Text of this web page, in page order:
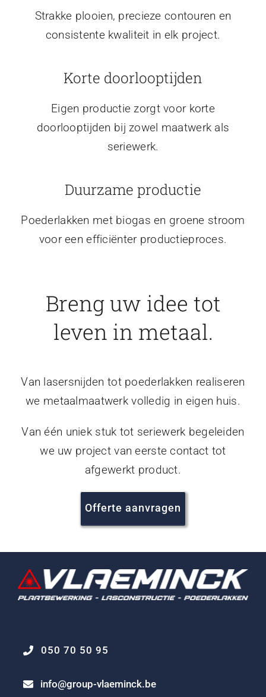
Strakke plooien, precieze contouren en
consistente kwaliteit in elk project.
Korte doorlooptijden
Eigen productie zorgt voor korte
doorlooptijden bij zowel maatwerk als
seriewerk.
Duurzame productie
Poederlakken met biogas en groene stroom
voor een efficiënter productieproces.
Breng uw idee tot
leven in metaal.
Van lasersnijden tot poederlakken realiseren
we metaalmaatwerk volledig in eigen huis.
Van één uniek stuk tot seriewerk begeleiden
we uw project van eerste contact tot
afgewerkt product.
Offerte aanvragen
050 70 50 95
info@group-vlaeminck.be